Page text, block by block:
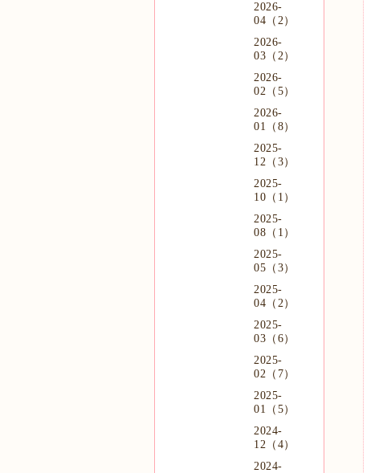
2026-
04（2）
2026-
03（2）
2026-
02（5）
2026-
01（8）
2025-
12（3）
2025-
10（1）
2025-
08（1）
2025-
05（3）
2025-
04（2）
2025-
03（6）
2025-
02（7）
2025-
01（5）
2024-
12（4）
2024-